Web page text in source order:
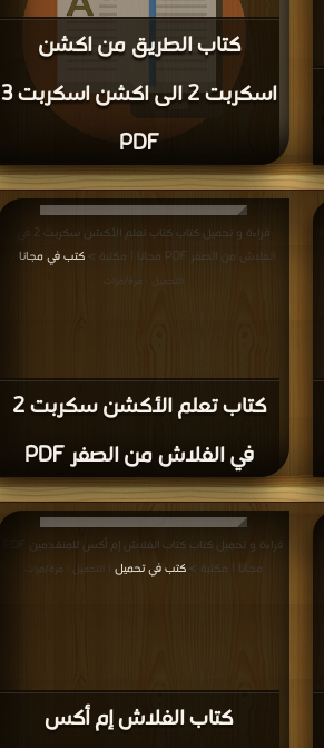
كتاب الطريق من اكشن
اسكربت 2 الى اكشن اسكربت 3
PDF
قراءة و تحميل كتاب كتاب الطريق من اكشن اسكربت 2 الى
اكشن اسكربت 3 PDF مجانا | مكتبة >
كتب في مجانا
التحميل : مرة/مرات
كتاب تعلم الأكشن سكربت 2
في الفلاش من الصفر PDF
قراءة و تحميل كتاب كتاب تعلم الأكشن سكربت 2 في
الفلاش من الصفر PDF مجانا | مكتبة >
كتب في مجانا
التحميل : مرة/مرات
كتاب الفلاش إم أكس
مجانا | مكتبة >كتب في تحميل | التحميل : مرة/مرات